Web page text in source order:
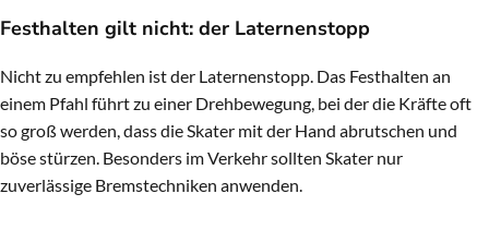
Festhalten gilt nicht: der Laternenstopp
Nicht zu empfehlen ist der Laternenstopp. Das Festhalten an
einem Pfahl führt zu einer Drehbewegung, bei der die Kräfte oft
so groß werden, dass die Skater mit der Hand abrutschen und
böse stürzen. Besonders im Verkehr sollten Skater nur
zuverlässige Bremstechniken anwenden.